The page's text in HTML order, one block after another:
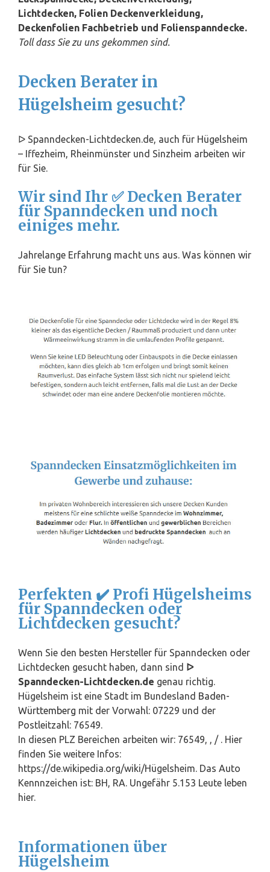
Lichtdecken, Folien Deckenverkleidung,
Deckenfolien Fachbetrieb und Folienspanndecke.
Toll dass Sie zu uns gekommen sind.
Decken Berater in
Hügelsheim gesucht?
ᐅ Spanndecken-Lichtdecken.de, auch für Hügelsheim
– Iffezheim, Rheinmünster und Sinzheim arbeiten wir
für Sie.
Wir sind Ihr ✅ Decken Berater
für Spanndecken und noch
einiges mehr.
Jahrelange Erfahrung macht uns aus. Was können wir
für Sie tun?
Perfekten ✔️ Profi Hügelsheims
für Spanndecken oder
Lichtdecken gesucht?
Wenn Sie den besten Hersteller für Spanndecken oder
Lichtdecken gesucht haben, dann sind ᐅ
Spanndecken-Lichtdecken.de genau richtig.
Hügelsheim ist eine Stadt im Bundesland Baden-
Württemberg mit der Vorwahl: 07229 und der
Postleitzahl: 76549.
In diesen PLZ Bereichen arbeiten wir: 76549, , / . Hier
finden Sie weitere Infos:
https://de.wikipedia.org/wiki/Hügelsheim. Das Auto
Kennnzeichen ist: BH, RA. Ungefähr 5.153 Leute leben
hier.
Informationen über
Hügelsheim